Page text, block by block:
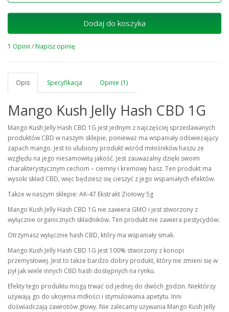
Dodaj do koszyka
1 Opinii /Napisz opinię
Opis Specyfikacja Opinie (1)
Mango Kush Jelly Hash CBD 1G
Mango Kush Jelly Hash CBD 1G jest jednym z najczęściej sprzedawanych
produktów CBD w naszym sklepie, ponieważ ma wspaniały odświeżający
zapach mango. Jest to ulubiony produkt wśród miłośników haszu ze
względu na jego niesamowitą jakość. Jest zauważalny dzięki swoim
charakterystycznym cechom – ciemny i kremowy hasz. Ten produkt ma
wysoki skład CBD, więc będziesz się cieszyć z jego wspaniałych efektów.
Także w naszym sklepie: AK-47 Ekstrakt Ziołowy 5g
Mango Kush Jelly Hash CBD 1G nie zawiera GMO i jest stworzony z
wyłącznie organicznych składników. Ten produkt nie zawiera pestycydów.
Otrzymasz wyłącznie hash CBD, który ma wspaniały smak.
Mango Kush Jelly Hash CBD 1G jest 100% stworzony z konopi
przemysłowej. Jest to także bardzo dobry produkt, który nie zmieni się w
pył jak wiele innych CBD hash dostępnych na rynku.
Efekty tego produktu mogą trwać od jednej do dwóch godzin. Niektórzy
używają go do ukojenia mdłości i stymulowania apetytu. Inni
doświadczają zawrotów głowy. Nie zalecamy używania Mango Kush Jelly